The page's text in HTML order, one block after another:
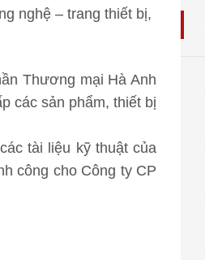
nghệ – trang thiết bị,
Thương mại Hà Anh
các sản phẩm, thiết bị
tài liệu kỹ thuật của
công cho Công ty CP